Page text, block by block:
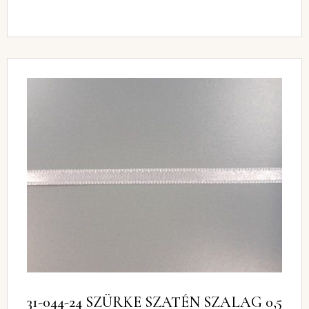
31-044-24 SZÜRKE SZATÉN SZALAG 0,5